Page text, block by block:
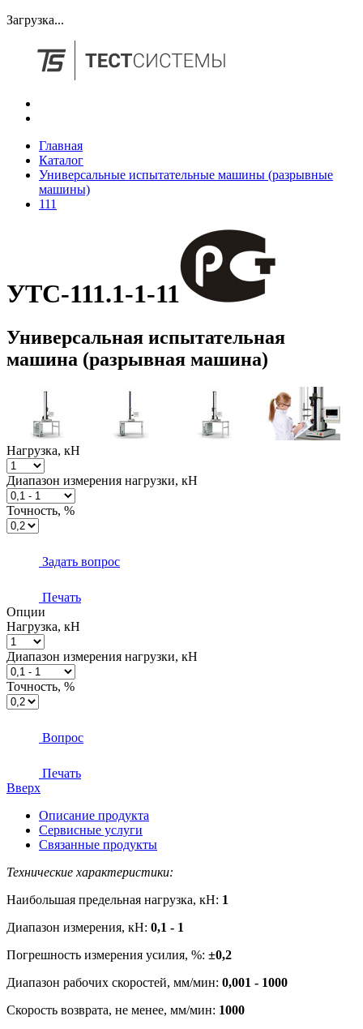
Загрузка...
Главная
Каталог
Универсальные испытательные машины (разрывные
машины)
111
УТС-111.1-1-11
Универсальная испытательная
машина (разрывная машина)
Нагрузка, кН
Диапазон измерения нагрузки, кН
Точность, %
Задать вопрос
Печать
Опции
Нагрузка, кН
Диапазон измерения нагрузки, кН
Точность, %
Вопрос
Печать
Вверх
Описание продукта
Сервисные услуги
Связанные продукты
Технические характеристики:
Наибольшая предельная нагрузка, кН: 1
Диапазон измерения, кН: 0,1 - 1
Погрешность измерения усилия, %: ±0,2
Диапазон рабочих скоростей, мм/мин: 0,001 - 1000
Скорость возврата, не менее, мм/мин: 1000